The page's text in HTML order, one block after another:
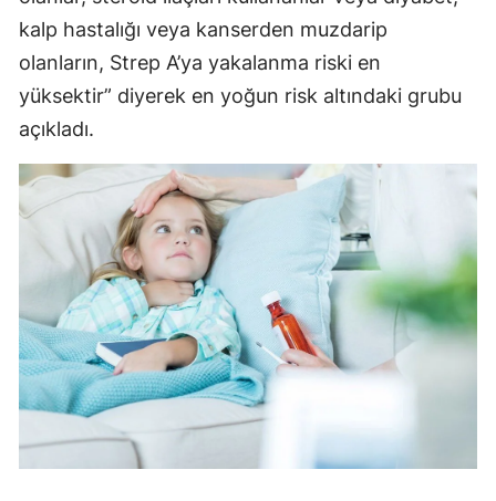
kalp hastalığı veya kanserden muzdarip
olanların, Strep A’ya yakalanma riski en
yüksektir” diyerek en yoğun risk altındaki grubu
açıkladı.